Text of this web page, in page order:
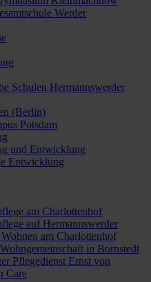
Werder
Schulen Hermannswerder
(Berlin)
Potsdam
und Entwicklung
Entwicklung
am Charlottenhof
auf Hermannswerder
Wohnen am Charlottenhof
in Bornstedt
Pflegedienst Ernst von
Care